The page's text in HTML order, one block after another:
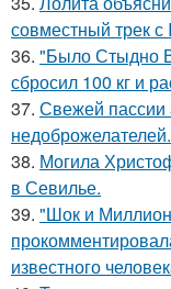
совместный трек с
36. "Было Стыдно
сбросил 100 кг и
37. Свежей пассии
недоброжелателей.
38. Могила
в Севилье.
39. "Шок и
известного